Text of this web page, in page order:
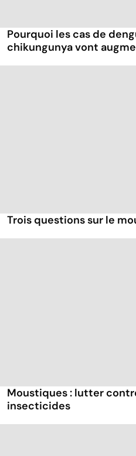
Pourquoi les cas de
chikungunya vont
Trois questions sur le
Moustiques : lutter
insecticides